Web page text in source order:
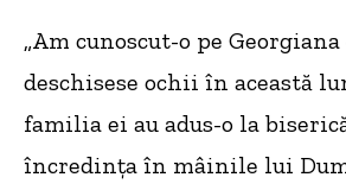
„Am cunoscut-o pe
deschisese ochii în această
familia ei au adus-o la
încredința în mâinile lui